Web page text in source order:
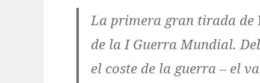
La primera gran tirada de
de la I Guerra Mundial.
el coste de la guerra – el